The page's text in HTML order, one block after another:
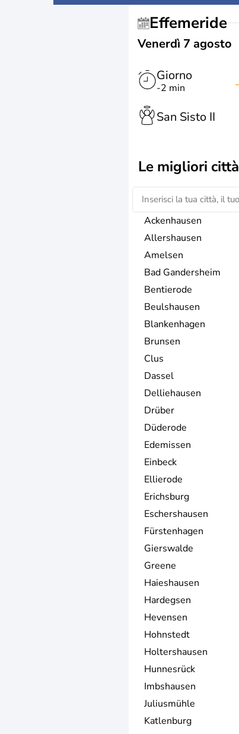
Effemeride
Venerdì 7 agosto
Giorno
-2 min
San Sisto II
Le migliori città
Ackenhausen
Allershausen
Amelsen
Bad Gandersheim
Bentierode
Beulshausen
Blankenhagen
Brunsen
Clus
Dassel
Delliehausen
Drüber
Düderode
Edemissen
Einbeck
Ellierode
Erichsburg
Eschershausen
Fürstenhagen
Gierswalde
Greene
Haieshausen
Hardegsen
Hevensen
Hohnstedt
Holtershausen
Hunnesrück
Imbshausen
Juliusmühle
Katlenburg